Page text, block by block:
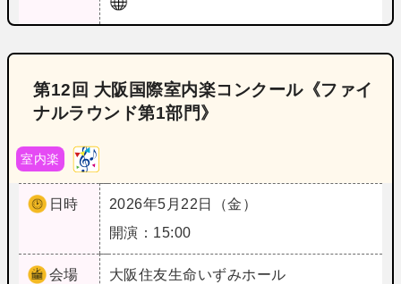
第12回 大阪国際室内楽コンクール《ファイ
ナルラウンド第1部門》
室内楽
日時
2026年5月22日（金）
開演：15:00
会場 大阪住友生命いずみホール